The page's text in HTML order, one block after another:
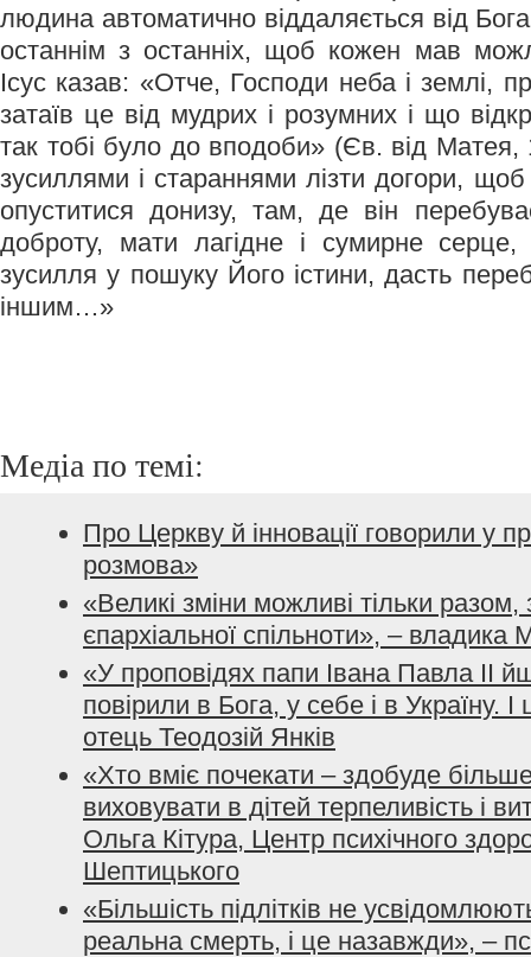
людина автоматично віддаляється від
останнім з останніх, щоб кожен мав
Ісус казав: «Отче, Господи неба і землі,
затаїв це від мудрих і розумних і що
так тобі було до вподоби» (Єв. від Матея,
зусиллями і стараннями лізти догори, щоб
опуститися донизу, там, де він
доброту, мати лагідне і сумирне
зусилля у пошуку Його істини, дасть
іншим…»
Медіа по темі:
Про Церкву й інновації говорили у
розмова»
«Великі зміни можливі тільки разом,
єпархіальної спільноти», – владика
«У проповідях папи Івана Павла ІІ
повірили в Бога, у себе і в Україну.
отець Теодозій Янків
«Хто вміє почекати – здобуде
виховувати в дітей терпеливість і
Ольга Кітура, Центр психічного
Шептицького
«Більшість підлітків не
реальна смерть, і це назавжди», –